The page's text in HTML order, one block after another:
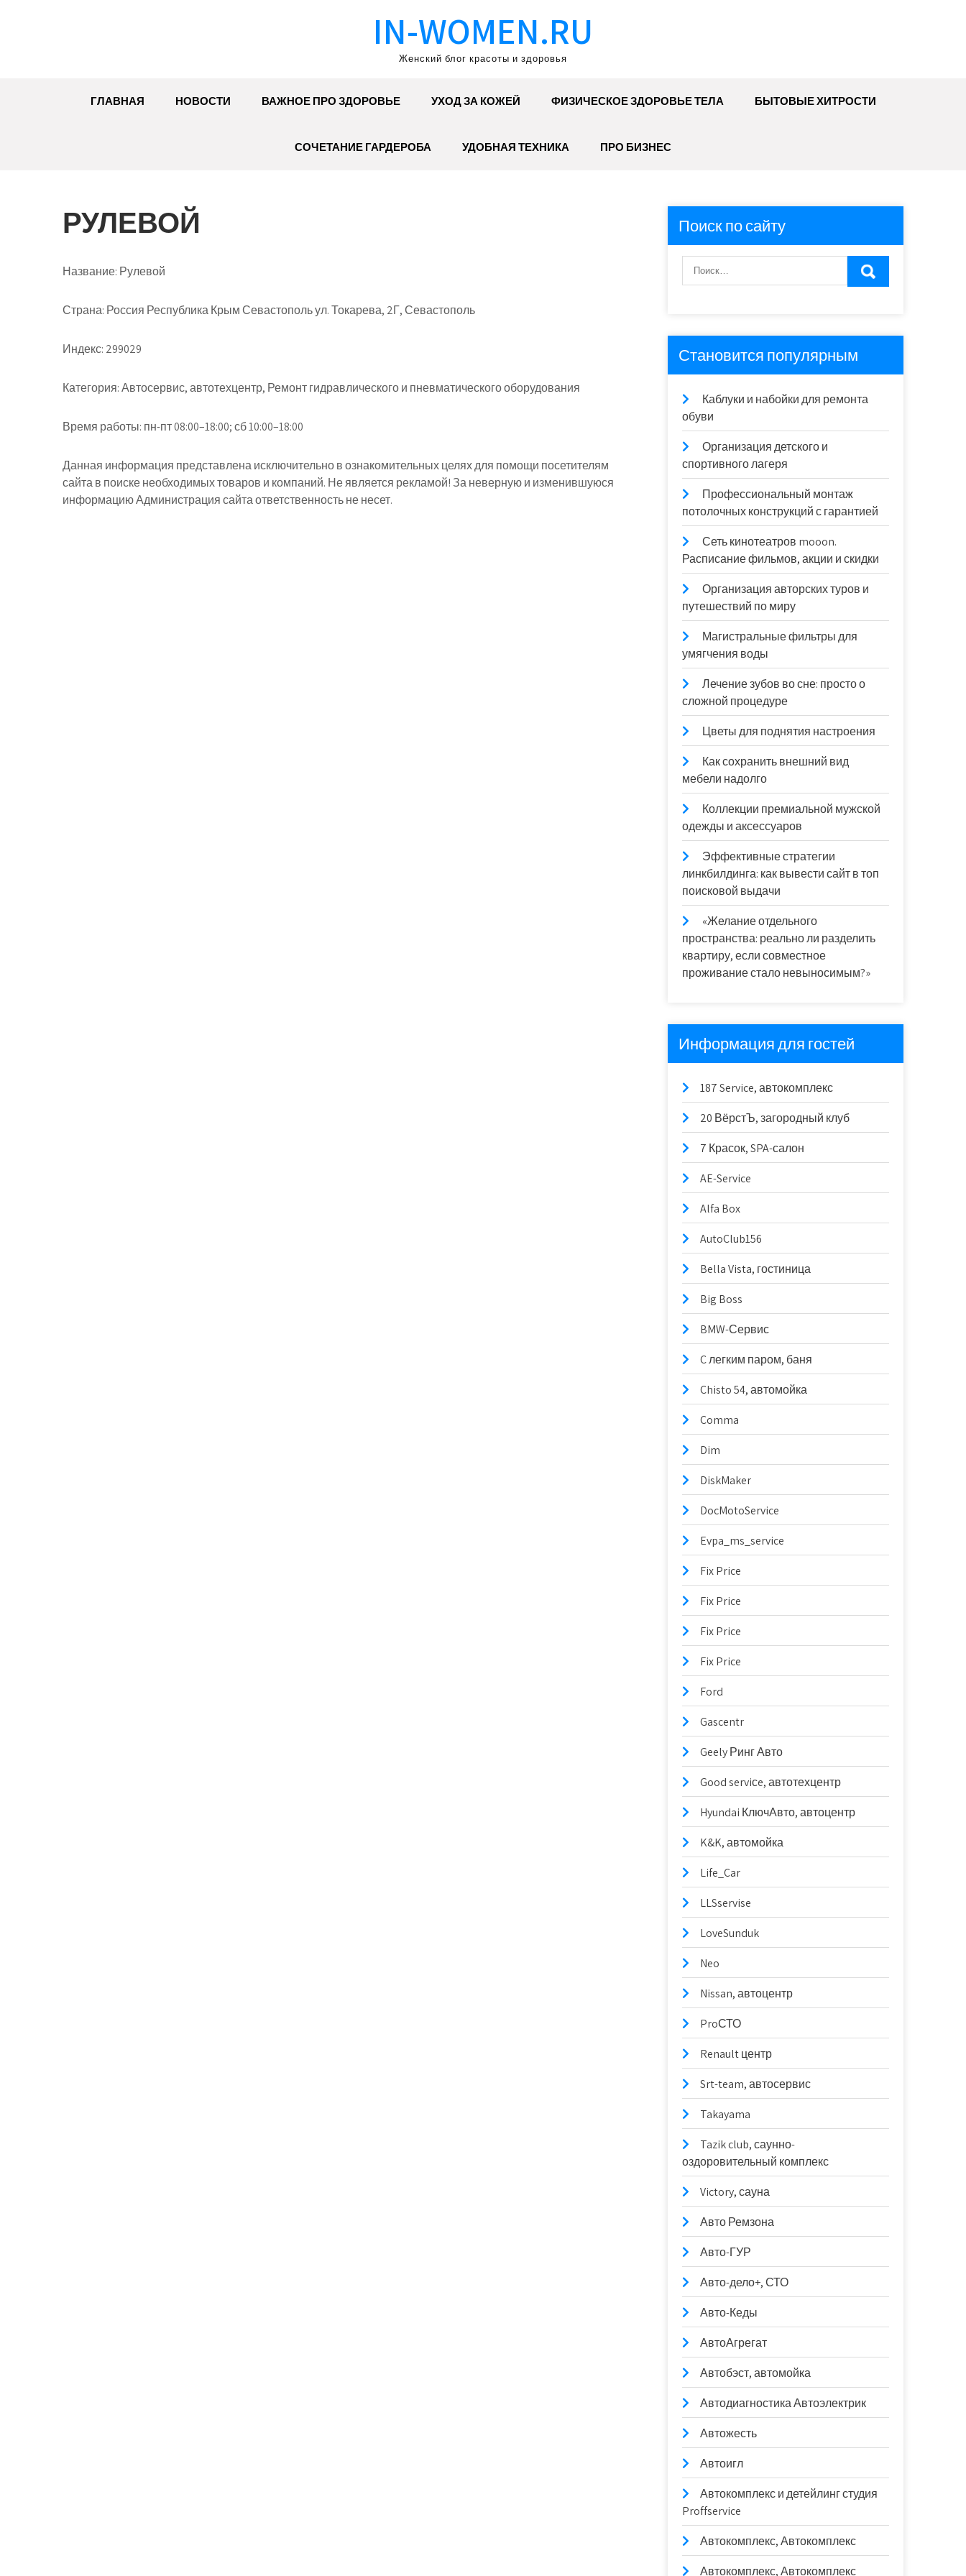
IN-WOMEN.RU
Женский блог красоты и здоровья
ГЛАВНАЯ НОВОСТИ ВАЖНОЕ ПРО ЗДОРОВЬЕ УХОД ЗА КОЖЕЙ ФИЗИЧЕСКОЕ ЗДОРОВЬЕ ТЕЛА БЫТОВЫЕ ХИТРОСТИ
СОЧЕТАНИЕ ГАРДЕРОБА УДОБНАЯ ТЕХНИКА ПРО БИЗНЕС
РУЛЕВОЙ
Название: Рулевой
Страна: Россия Республика Крым Севастополь ул. Токарева, 2Г, Севастополь
Индекс: 299029
Категория:Автосервис, автотехцентр, Ремонт гидравлического и пневматического оборудования
Время работы: пн-пт 08:00–18:00; сб 10:00–18:00
Данная информация представлена исключительно в ознакомительных целях для помощи посетителям
сайта в поиске необходимых товаров и компаний. Не является рекламой! За неверную и изменившуюся
информацию Администрация сайта ответственность не несет.
Поиск по сайту
Становится популярным
Каблуки и набойки для ремонта
обуви
Организация детского и
спортивного лагеря
Профессиональный монтаж
потолочных конструкций с гарантией
Сеть кинотеатров mooon.
Расписание фильмов, акции и скидки
Организация авторских туров и
путешествий по миру
Магистральные фильтры для
умягчения воды
Лечение зубов во сне: просто о
сложной процедуре
Цветы для поднятия настроения
Как сохранить внешний вид
мебели надолго
Коллекции премиальной мужской
одежды и аксессуаров
Эффективные стратегии
линкбилдинга: как вывести сайт в топ
поисковой выдачи
«Желание отдельного
пространства: реально ли разделить
квартиру, если совместное
проживание стало невыносимым?»
Информация для гостей
187 Service, автокомплекс
20 ВёрстЪ, загородный клуб
7 Красок, SPA-салон
AE-Service
Alfa Box
AutoClub156
Bella Vista, гостиница
Big Boss
BMW-Сервис
C легким паром, баня
Chisto 54, автомойка
Comma
Dim
DiskMaker
DocMotoService
Evpa_ms_service
Fix Price
Fix Price
Fix Price
Fix Price
Ford
Gascentr
Geely Ринг Авто
Good serviсe, автотехцентр
Hyundai КлючАвто, автоцентр
K&K, автомойка
Life_Car
LLSservise
LoveSunduk
Neo
Nissan, автоцентр
ProСТО
Renault центр
Srt-team, автосервис
Takayama
Tazik club, саунно-
оздоровительный комплекс
Victory, сауна
Авто Ремзона
Авто-ГУР
Авто-дело+, СТО
Авто-Кеды
АвтоАгрегат
Автобэст, автомойка
Автодиагностика Автоэлектрик
Автожесть
Автоигл
Автокомплекс и детейлинг студия
Proffservice
Автокомплекс, Автокомплекс
Автокомплекс, Автокомплекс